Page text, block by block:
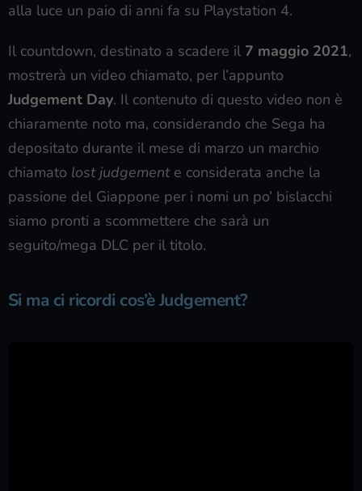
alla luce un paio di anni fa su Playstation 4.
Il countdown, destinato a scadere il 7 maggio 2021,
mostrerà un video chiamato, per l’appunto
Judgement Day. Il contenuto di questo video non è
chiaramente noto ma, considerando che Sega ha
depositato durante il mese di marzo un marchio
chiamato lost judgemente considerata anche la
passione del Giappone per i nomi un po’ bislacchi
siamo pronti a scommettere che sarà un
seguito/mega DLC per il titolo.
Si ma ci ricordi cos’è Judgement?